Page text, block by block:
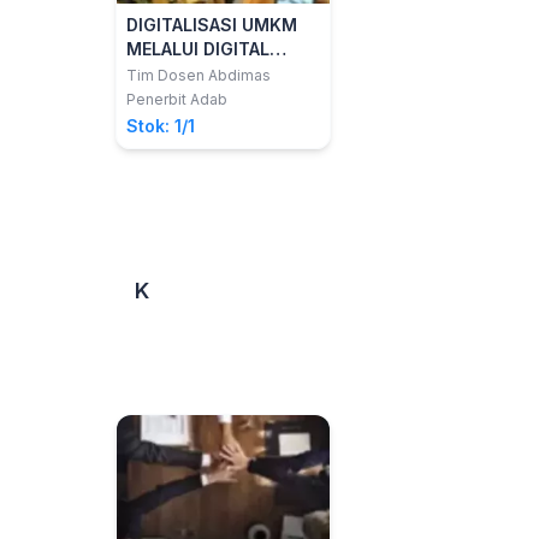
DIGITALISASI UMKM
MELALUI DIGITAL
MARKETING DAN
MANAJEMEN
KEUANGAN
Tim Dosen Abdimas
Penerbit Adab
Stok: 1/1
K